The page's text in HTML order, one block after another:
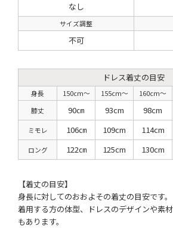
なし
サイズ調整
不可
ドレス着丈の目安
身長 150cm〜 155cm〜 160cm〜
膝丈
90㎝ 93cm 98cm
ミモレ 106㎝ 109cm 114cm
ロング 122㎝ 125cm 130cm
【着丈の目安】
身長に対してのおおよその着丈の目安です。
着用する方の体型、ドレスのデザインや素
もあります。